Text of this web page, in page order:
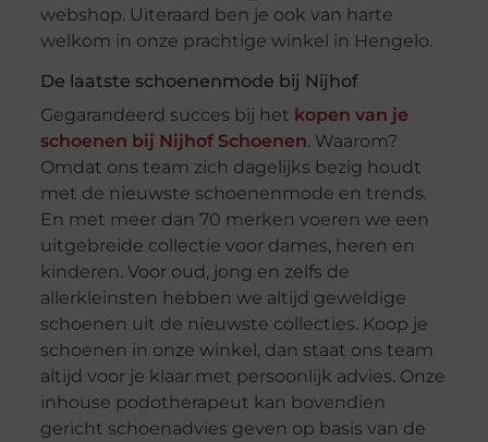
webshop. Uiteraard ben je ook van harte
welkom in onze prachtige winkel in Hengelo.
De laatste schoenenmode bij Nijhof
Gegarandeerd succes bij het kopen van je
schoenen bij Nijhof Schoenen. Waarom?
Omdat ons team zich dagelijks bezig houdt
met de nieuwste schoenenmode en trends.
En met meer dan 70 merken voeren we een
uitgebreide collectie voor dames, heren en
kinderen. Voor oud, jong en zelfs de
allerkleinsten hebben we altijd geweldige
schoenen uit de nieuwste collecties. Koop je
schoenen in onze winkel, dan staat ons team
altijd voor je klaar met persoonlijk advies. Onze
inhouse podotherapeut kan bovendien
gericht schoenadvies geven op basis van de